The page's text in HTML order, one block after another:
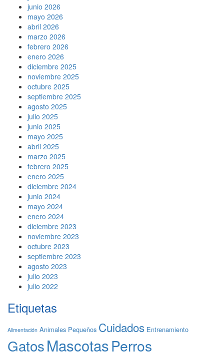
junio 2026
mayo 2026
abril 2026
marzo 2026
febrero 2026
enero 2026
diciembre 2025
noviembre 2025
octubre 2025
septiembre 2025
agosto 2025
julio 2025
junio 2025
mayo 2025
abril 2025
marzo 2025
febrero 2025
enero 2025
diciembre 2024
junio 2024
mayo 2024
enero 2024
diciembre 2023
noviembre 2023
octubre 2023
septiembre 2023
agosto 2023
julio 2023
julio 2022
Etiquetas
Alimentación Animales Pequeños Cuidados Entrenamiento
GatosMascotasPerros